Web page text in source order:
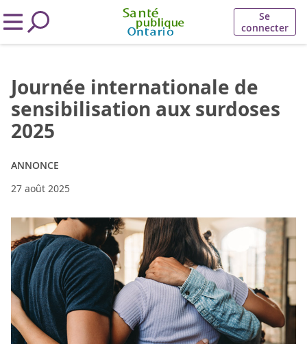
Se
connecter
Journée internationale de
sensibilisation aux surdoses
2025
ANNONCE
27 août 2025